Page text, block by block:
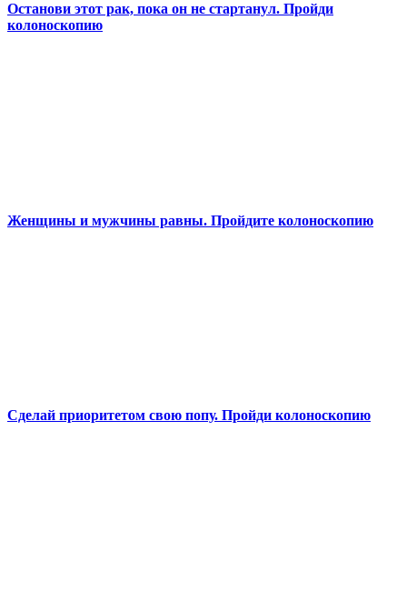
Останови этот рак, пока он не стартанул. Пройди
колоноскопию
Женщины и мужчины равны. Пройдите колоноскопию
Сделай приоритетом свою попу. Пройди колоноскопию